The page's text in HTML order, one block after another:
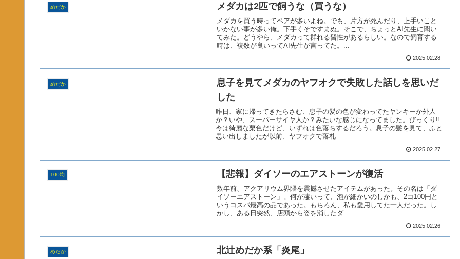
めだか メダカは2匹で飼うな（買うな）
メダカを買う時ってペアが多いよね。でも、片方が死んだり、上手いこと
いかない事が多い俺。下手くそですまぬ。そこで、ちょっとAI先生に聞い
てみた。どうやら、メダカって群れる習性があるらしい。なので飼育する
時は、複数が良いってAI先生が言ってた。...
2025.02.28
めだか
息子を見てメダカのヤフオクで失敗した話しを思いだ
した
昨日、家に帰ってきたらさむ、息子の髪の色が変わってたヤンキーか外人
か？いや、スーパーサイヤ人か？みたいな感じになってました。びっくり‼️
今は綺麗な栗色だけど、いずれは色落ちするだろう。息子の髪を見て、ふと
思い出しましたが以前、ヤフオクで落札...
2025.02.27
100均 【悲報】ダイソーのエアストーンが復活
数年前、アクアリウム界隈を震撼させたアイテムがあった。その名は「ダ
イソーエアストーン」。何が凄いって、泡が細かいのしかも、2コ100円と
いうコスパ最高の品であった。もちろん、私も愛用してた一人だった。し
かし、ある日突然、店頭から姿を消したダ...
2025.02.26
めだか 北辻めだか系「炎尾」